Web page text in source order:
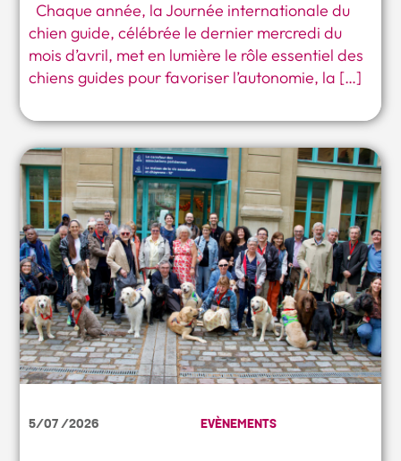
Chaque année, la Journée internationale du
chien guide, célébrée le dernier mercredi du
mois d’avril, met en lumière le rôle essentiel des
chiens guides pour favoriser l’autonomie, la […]
5/07 /2026 EVÈNEMENTS